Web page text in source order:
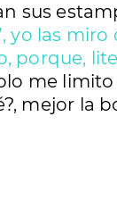
sus
yo las
porque,
me
mejor la